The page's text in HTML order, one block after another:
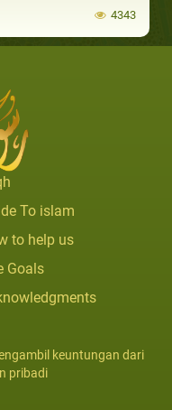
4343
To islam
to help us
Goals
keuntungan dari
pribadi